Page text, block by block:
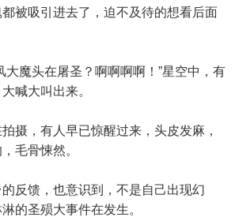
被吸引进去了，迫不及待的想看后面
大魔头在屠圣？啊啊啊啊！”星空中，有
喊大叫出来。
摄，有人早已惊醒过来，头皮发麻，
毛骨悚然。
反馈，也意识到，不是自己出现幻
的圣殒大事件在发生。